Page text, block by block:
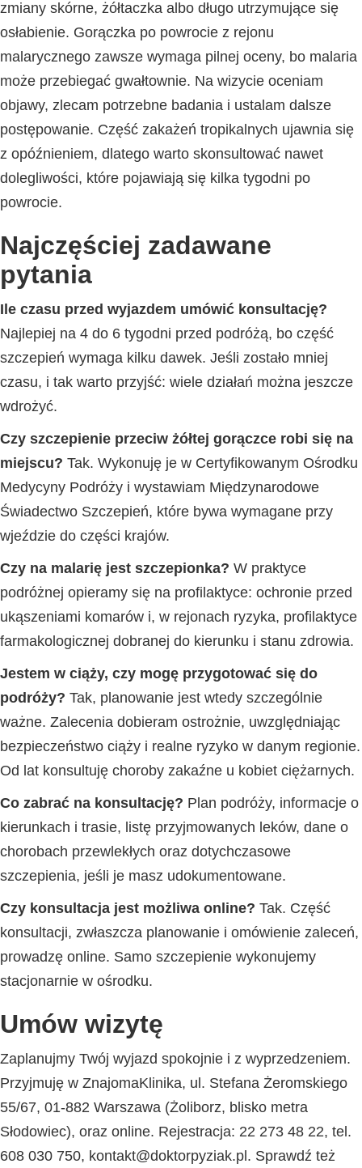
zmiany skórne, żółtaczka albo długo utrzymujące się
osłabienie. Gorączka po powrocie z rejonu
malarycznego zawsze wymaga pilnej oceny, bo malaria
może przebiegać gwałtownie. Na wizycie oceniam
objawy, zlecam potrzebne badania i ustalam dalsze
postępowanie. Część zakażeń tropikalnych ujawnia się
z opóźnieniem, dlatego warto skonsultować nawet
dolegliwości, które pojawiają się kilka tygodni po
powrocie.
Najczęściej zadawane
pytania
Ile czasu przed wyjazdem umówić konsultację?
Najlepiej na 4 do 6 tygodni przed podróżą, bo część
szczepień wymaga kilku dawek. Jeśli zostało mniej
czasu, i tak warto przyjść: wiele działań można jeszcze
wdrożyć.
Czy szczepienie przeciw żółtej gorączce robi się na
miejscu? Tak. Wykonuję je w Certyfikowanym Ośrodku
Medycyny Podróży i wystawiam Międzynarodowe
Świadectwo Szczepień, które bywa wymagane przy
wjeździe do części krajów.
Czy na malarię jest szczepionka? W praktyce
podróżnej opieramy się na profilaktyce: ochronie przed
ukąszeniami komarów i, w rejonach ryzyka, profilaktyce
farmakologicznej dobranej do kierunku i stanu zdrowia.
Jestem w ciąży, czy mogę przygotować się do
podróży? Tak, planowanie jest wtedy szczególnie
ważne. Zalecenia dobieram ostrożnie, uwzględniając
bezpieczeństwo ciąży i realne ryzyko w danym regionie.
Od lat konsultuję choroby zakaźne u kobiet ciężarnych.
Co zabrać na konsultację? Plan podróży, informacje o
kierunkach i trasie, listę przyjmowanych leków, dane o
chorobach przewlekłych oraz dotychczasowe
szczepienia, jeśli je masz udokumentowane.
Czy konsultacja jest możliwa online? Tak. Część
konsultacji, zwłaszcza planowanie i omówienie zaleceń,
prowadzę online. Samo szczepienie wykonujemy
stacjonarnie w ośrodku.
Umów wizytę
Zaplanujmy Twój wyjazd spokojnie i z wyprzedzeniem.
Przyjmuję w ZnajomaKlinika, ul. Stefana Żeromskiego
55/67, 01-882 Warszawa (Żoliborz, blisko metra
Słodowiec), oraz online. Rejestracja: 22 273 48 22, tel.
608 030 750, kontakt@doktorpyziak.pl. Sprawdź też